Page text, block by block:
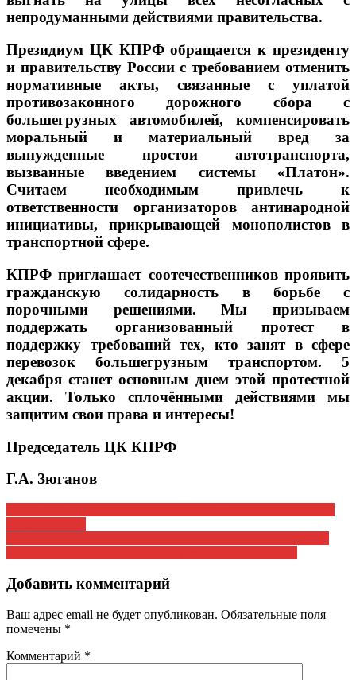
непродуманными действиями правительства.
Президиум ЦК КПРФ обращается к президенту
и правительству России с требованием отменить
нормативные акты, связанные с уплатой
противозаконного дорожного сбора с
большегрузных автомобилей, компенсировать
моральный и материальный вред за
вынужденные простои автотранспорта,
вызванные введением системы «Платон».
Считаем необходимым привлечь к
ответственности организаторов антинародной
инициативы, прикрывающей монополистов в
транспортной сфере.
КПРФ приглашает соотечественников проявить
гражданскую солидарность в борьбе с
порочными решениями. Мы призываем
поддержать организованный протест в
поддержку требований тех, кто занят в сфере
перевозок большегрузным транспортом. 5
декабря станет основным днем этой протестной
акции. Только сплочёнными действиями мы
защитим свои права и интересы!
Председатель ЦК КПРФ
Г.А. Зюганов
Навигация
по
записям
Добавить комментарий
Ваш адрес email не будет опубликован. Обязательные поля
помечены *
Комментарий *